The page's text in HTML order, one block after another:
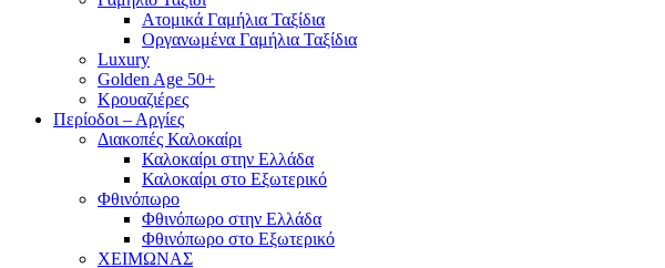
Ατομικά Γαμήλια Ταξίδια
Οργανωμένα Γαμήλια Ταξίδια
Luxury
Golden Age 50+
Κρουαζιέρες
Περίοδοι – Αργίες
Διακοπές Καλοκαίρι
Καλοκαίρι στην Ελλάδα
Καλοκαίρι στο Εξωτερικό
Φθινόπωρο
Φθινόπωρο στην Ελλάδα
Φθινόπωρο στο Εξωτερικό
ΧΕΙΜΩΝΑΣ